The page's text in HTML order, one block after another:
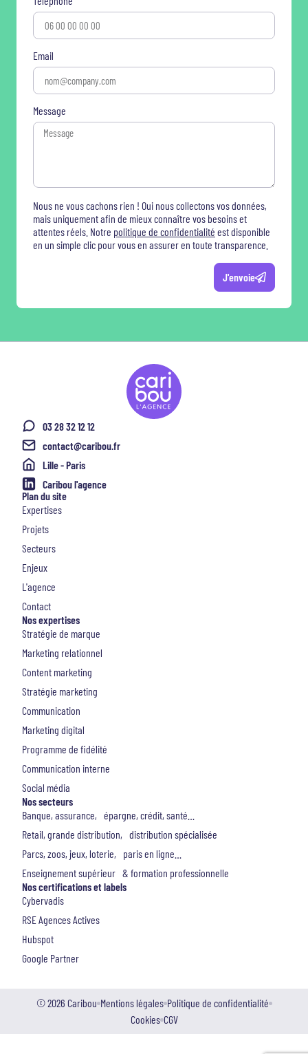
Email
Message
Nous ne vous cachons rien ! Oui nous collectons vos données,
mais uniquement afin de mieux connaître vos besoins et
attentes réels. Notre politique de confidentialité est disponible
en un simple clic pour vous en assurer en toute transparence.
J'envoie
03 28 32 12 12
contact@caribou.fr
Lille - Paris
Caribou l'agence
Plan du site
Expertises
Projets
Secteurs
Enjeux
L'agence
Contact
Nos expertises
Stratégie de marque
Marketing relationnel
Content marketing
Stratégie marketing
Communication
Marketing digital
Programme de fidélité
Communication interne
Social média
Nos secteurs
Banque, assurance, épargne, crédit, santé…
Retail, grande distribution, distribution spécialisée
Parcs, zoos, jeux, loterie, paris en ligne…
Enseignement supérieur & formation professionnelle
Nos certifications et labels
Cybervadis
RSE Agences Actives
Hubspot
Google Partner
© 2026 Caribou Mentions légales Politique de confidentialité
Cookies CGV